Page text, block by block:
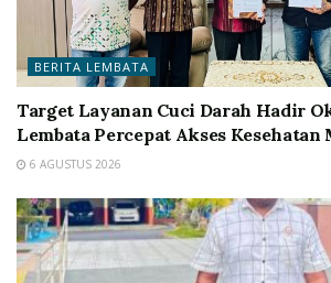
BERITA LEMBATA
Target Layanan Cuci Darah Hadir
Lembata Percepat Akses Kesehatan
6 AGUSTUS 2026